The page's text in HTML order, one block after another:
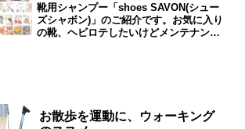
靴用シャンプー「shoes SAVON(シュー
ズシャボン)」のご紹介です。お気に入り
の靴、ヘビロテしたいけどメンテナンス
ンダム」
お散歩を運動に、ウォーキング